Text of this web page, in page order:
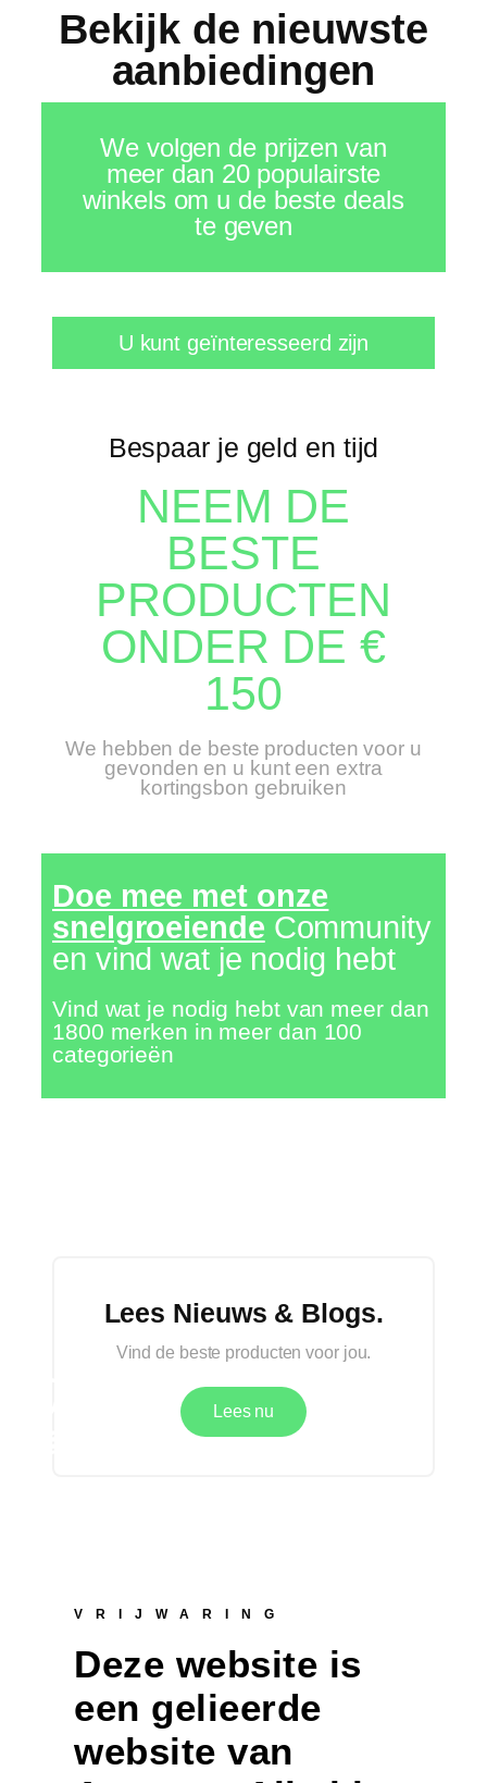
Bekijk de nieuwste
aanbiedingen
We volgen de prijzen van
meer dan 20 populairste
winkels om u de beste deals
te geven
U kunt geïnteresseerd zijn
Bespaar je geld en tijd
NEEM DE
BESTE
PRODUCTEN
ONDER DE €
150
We hebben de beste producten voor u
gevonden en u kunt een extra
kortingsbon gebruiken
Doe mee met onze
snelgroeiende Community
en vind wat je nodig hebt
Vind wat je nodig hebt van meer dan
1800 merken in meer dan 100
categorieën
Lees Nieuws & Blogs.
Vind de beste producten voor jou.
Lees nu
VRIJWARING
Deze website is
een gelieerde
website van